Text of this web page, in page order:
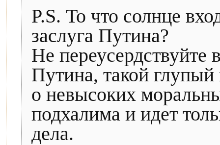
P.S. То что солнце
заслуга Путина?
Не переусердствуйте
Путина, такой
о невысоких
подхалима и идет
дела.